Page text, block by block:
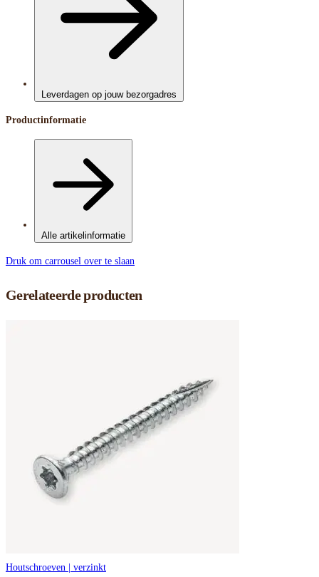
Leverdagen op jouw bezorgadres
Productinformatie
Alle artikelinformatie
Druk om carrousel over te slaan
Gerelateerde producten
Houtschroeven | verzinkt